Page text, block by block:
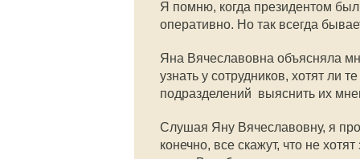
Я помню, когда президентом
оперативно. Но так всегда
Яна Вячеславовна объясняла
узнать у сотрудников, хотят ли
подразделений  выяснить их
Слушая Яну Вячеславовну, я про
конечно, все скажут, что не